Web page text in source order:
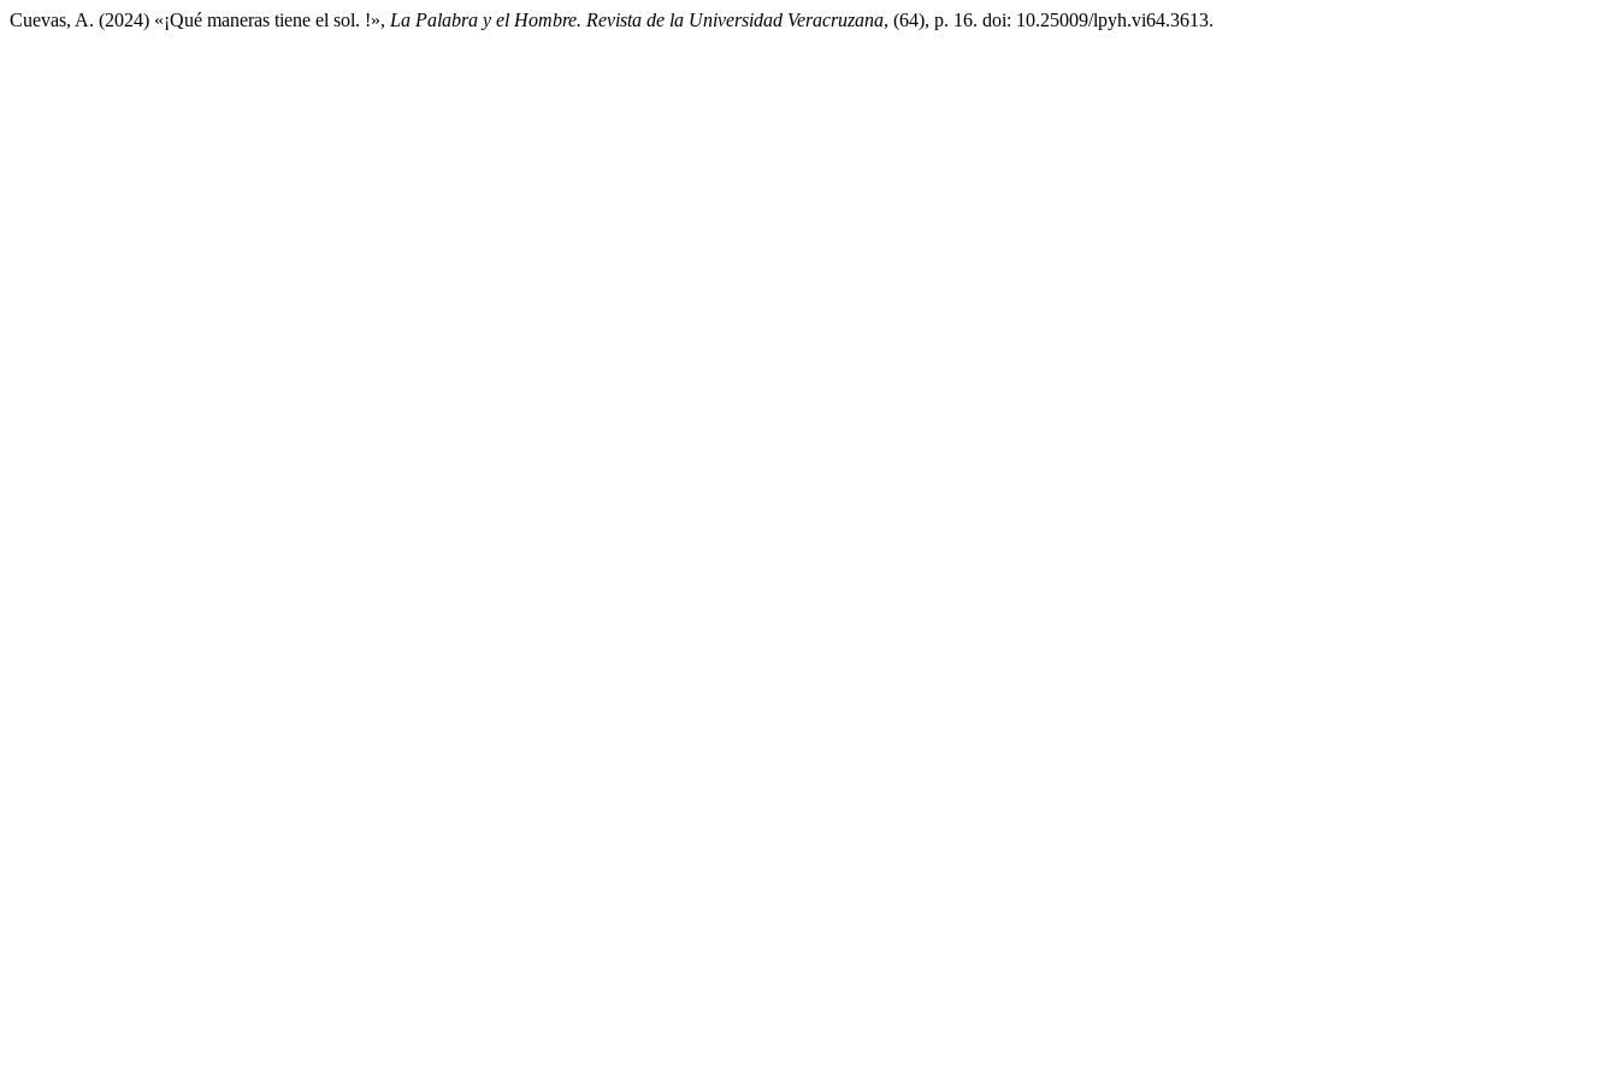
Cuevas, A. (2024) «¡Qué maneras tiene el sol. !», La Palabra y el Hombre. Revista de la Universidad Veracruzana, (64), p. 16. doi: 10.25009/lpyh.vi64.3613.